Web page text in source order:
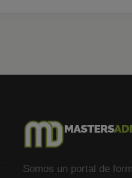
Somos un portal de